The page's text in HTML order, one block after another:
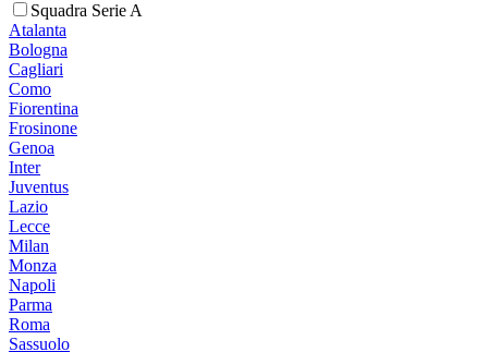
Squadra Serie A
Atalanta
Bologna
Cagliari
Como
Fiorentina
Frosinone
Genoa
Inter
Juventus
Lazio
Lecce
Milan
Monza
Napoli
Parma
Roma
Sassuolo